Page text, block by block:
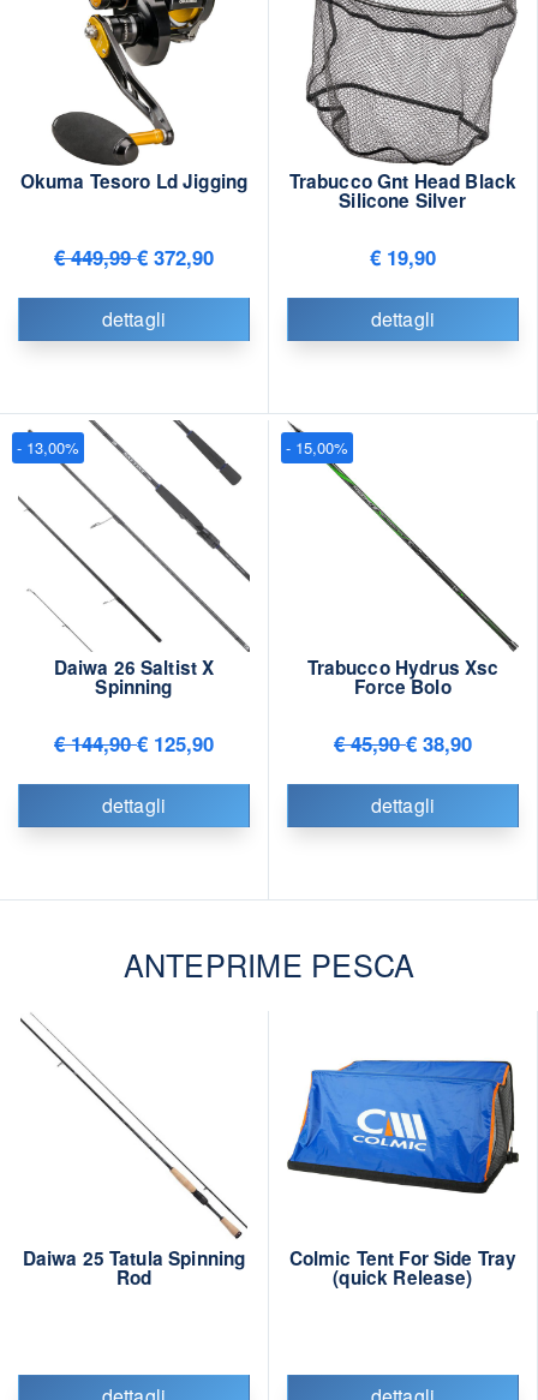
Okuma Tesoro Ld Jigging
€ 449,99€ 372,90
dettagli
Trabucco Gnt Head Black
Silicone Silver
€ 19,90
dettagli
Daiwa 26 Saltist X
Spinning
€ 144,90€ 125,90
dettagli
- 13,00%
Trabucco Hydrus Xsc
Force Bolo
€ 45,90€ 38,90
dettagli
- 15,00%
ANTEPRIME PESCA
Daiwa 25 Tatula Spinning
Rod
Colmic Tent For Side Tray
(quick Release)